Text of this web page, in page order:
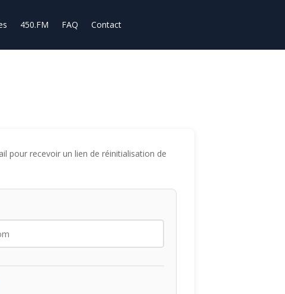
450.FM FAQ Contact
pour recevoir un lien de réinitialisation de